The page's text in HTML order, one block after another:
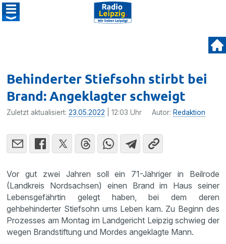
Behinderter Stiefsohn stirbt bei
Brand: Angeklagter schweigt
Zuletzt aktualisiert:23.05.2022 | 12:03 Uhr Autor: Redaktion
Vor gut zwei Jahren soll ein 71-Jähriger in Beilrode
(Landkreis Nordsachsen) einen Brand im Haus seiner
Lebensgefährtin gelegt haben, bei dem deren
gehbehinderter Stiefsohn ums Leben kam. Zu Beginn des
Prozesses am Montag im Landgericht Leipzig schwieg der
wegen Brandstiftung und Mordes angeklagte Mann.